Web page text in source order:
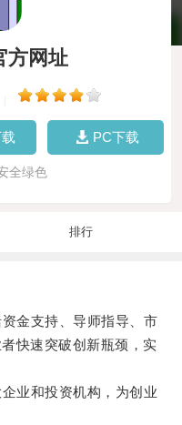
方网址
PC下载
全绿色
排行
金支持、导师指导、市
快速突破创新瓶颈，实
业和投资机构，为创业